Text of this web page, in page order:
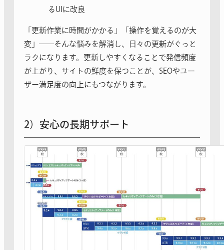
るUIに改良
「更新作業に時間がかかる」「操作を覚えるのが大
変」──そんな悩みを解消し、日々の更新がぐっと
ラクになります。更新しやすくなることで発信頻度
が上がり、サイトの鮮度を保つことが、SEOやユー
ザー満足度の向上にもつながります。
2）安心の長期サポート